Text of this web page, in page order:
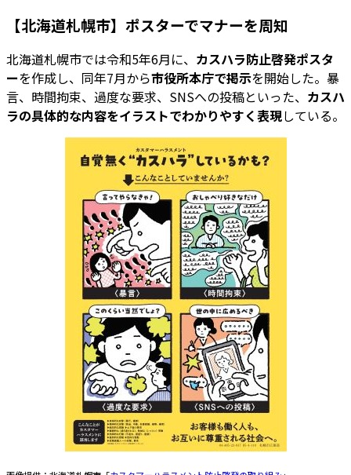
【北海道札幌市】ポスターでマナーを周知
北海道札幌市では令和5年6月に、 カスハラ防止啓発ポスタ
ーを作成し、同年7月から市役所本庁で掲示を開始した。暴
言、時間拘束、過度な要求、SNSへの投稿といった、 カスハ
ラの具体的な内容をイラストでわかりやすく表現している。